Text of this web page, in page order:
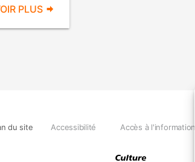
PLUS
du site Accessibilité Accès à l'information